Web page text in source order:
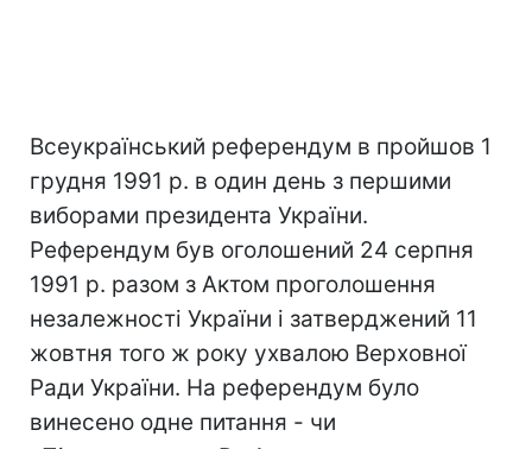
Всеукраїнський референдум в пройшов 1
грудня 1991 р. в один день з першими
виборами президента України.
Референдум був оголошений 24 серпня
1991 р. разом з Актом проголошення
незалежності України і затверджений 11
жовтня того ж року ухвалою Верховної
Ради України. На референдум було
винесено одне питання - чи